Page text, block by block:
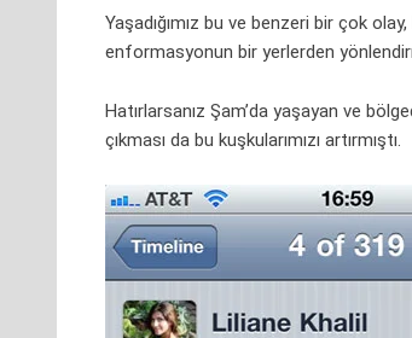
Yaşadığımız bu ve benzeri bir çok
enformasyonun bir yerlerden
Hatırlarsanız Şam’da yaşayan ve
çıkması da bu kuşkularımızı artırmıştı.